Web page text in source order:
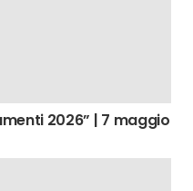
2026” | 7 maggio